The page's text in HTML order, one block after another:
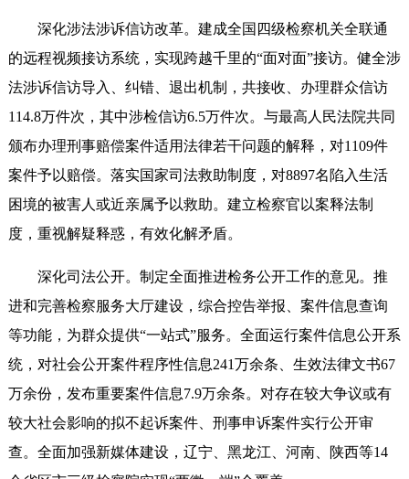
深化涉法涉诉信访改革。建成全国四级检察机关全联通
的远程视频接访系统，实现跨越千里的“面对面”接访。健全涉
法涉诉信访导入、纠错、退出机制，共接收、办理群众信访
114.8万件次，其中涉检信访6.5万件次。与最高人民法院共同
颁布办理刑事赔偿案件适用法律若干问题的解释，对1109件
案件予以赔偿。落实国家司法救助制度，对8897名陷入生活
困境的被害人或近亲属予以救助。建立检察官以案释法制
度，重视解疑释惑，有效化解矛盾。
深化司法公开。制定全面推进检务公开工作的意见。推
进和完善检察服务大厅建设，综合控告举报、案件信息查询
等功能，为群众提供“一站式”服务。全面运行案件信息公开系
统，对社会公开案件程序性信息241万余条、生效法律文书67
万余份，发布重要案件信息7.9万余条。对存在较大争议或有
较大社会影响的拟不起诉案件、刑事申诉案件实行公开审
查。全面加强新媒体建设，辽宁、黑龙江、河南、陕西等14